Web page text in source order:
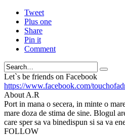
Tweet
Plus one
Share
Pin it
Comment
Search
Let`s be friends on Facebook
https://www.facebook.com/
About A.R
Port in mana o secera, in minte o
mare doza de stima de sine. Blogul
care sper sa va binedispun si sa va
FOLLOW